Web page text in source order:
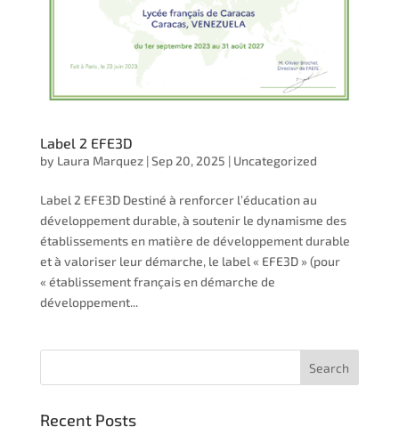
Label 2 EFE3D
by Laura Marquez|Sep 20, 2025 | Uncategorized
Label 2 EFE3D Destiné à renforcer l’éducation au
développement durable, à soutenir le dynamisme des
établissements en matière de développement durable
et à valoriser leur démarche, le label « EFE3D » (pour
« établissement français en démarche de
développement...
Recent Posts